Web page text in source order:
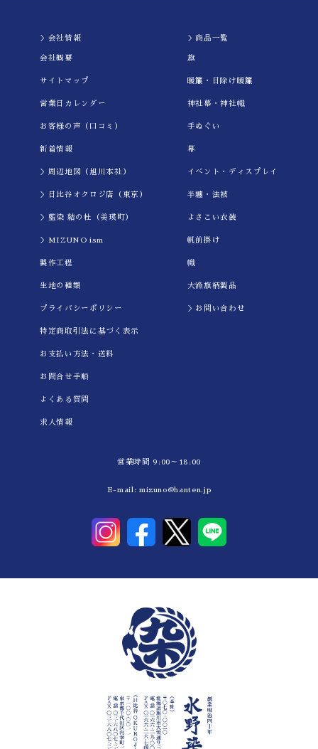
ぬぐいの種類が豊富です。
年の3月に娘のソフトボール部の先輩に送るためにユニフォームベアを購
せんでした。
ても喜んでくれたので、本当にここでお願いして良かったと思います。
がとうございました♪
婚式のお祝いに大漁旗を注文しました。披露宴のスピーチ途中でぱっと
たところ、皆さんビックリされて大受けでした！
舗用の暖簾を作成して頂きました。暖簾はお店の顔なので安価な印刷物
無く染物が良かったのでこちらにお願いしました。生地、裏まで染まっ
団の記念で作成していただきました。
来上がりのレイアウトを送っていただき、細かい部分の修正も快く引き
てくれたり、生地のサンプル品も送っていただいて、要望通りの作品と
＞会社情報
会社概要
サイトマップ
営業日カレンダー
お客様の声（口コミ）
新着情報
＞周辺地図（旭川本社）
＞日比谷オクロジ店（東京）
＞藍染 結の杜（美瑛町）
＞MIZUNO ism
製作工程
生地の種類
プライバシーポリシー
特定商取引法に基づく表示
お支払い方法・送料
お問合せ手順
よくある質問
求人情報
＞商品一覧
旗
暖簾・日除け暖簾
神社幕・神社幟
手ぬぐい
幕
イべント・ディスプレイ
半纏・法被
よさこい衣装
帆前掛け
幟
大漁旗柄製品
＞お問い合わせ
営業時間 9:00～18:00
E-mail: mizuno@hanten.jp